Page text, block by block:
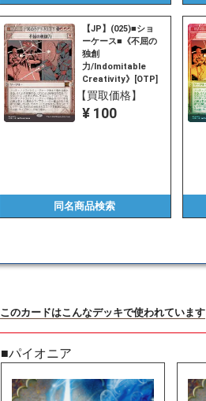
【JP】(025)■ショ
ーケース■《不屈の
独創
力/Indomitable
Creativity》[OTP]
赤R
【買取価格】
¥ 100
同名商品検索
このカードはこんなデッキで使われています
■パイオニア